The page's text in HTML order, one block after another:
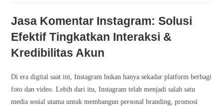
Jasa Komentar Instagram: Solusi
Efektif Tingkatkan Interaksi &
Kredibilitas Akun
Di era digital saat ini, Instagram bukan hanya sekadar platform berbagi
foto dan video. Lebih dari itu, Instagram telah menjadi salah satu
media sosial utama untuk membangun personal branding, promosi